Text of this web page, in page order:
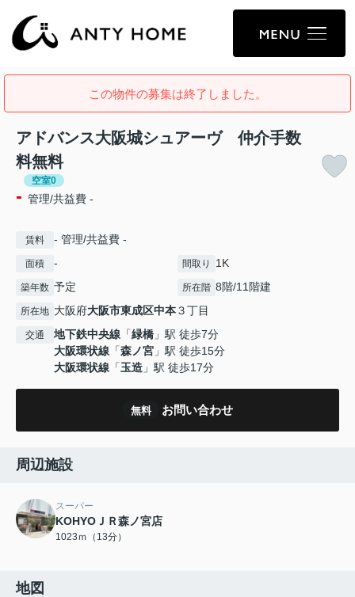
この物件の募集は終了しました。
アドバンス大阪城シュアーヴ 仲介手数
料無料
空室0
- 管理/共益費 -
賃料 - 管理/共益費 -
面積 - 間取り 1K
築年数 予定 所在階 8階/11階建
所在地 大阪府大阪市東成区中本３丁目
交通 地下鉄中央線 「緑橋 」駅 徒歩7分
大阪環状線 「森ノ宮 」駅 徒歩15分
大阪環状線 「玉造 」駅 徒歩17分
無料 お問い合わせ
周辺施設
スーパー
KOHYOＪＲ森ノ宮店
1023ｍ（13分）
地図